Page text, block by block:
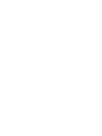
exitosa de